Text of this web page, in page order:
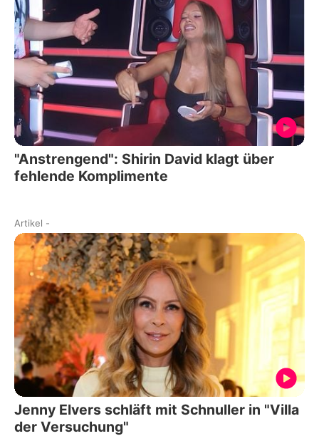
"Anstrengend": Shirin David klagt über
fehlende Komplimente
Artikel -
Jenny Elvers schläft mit Schnuller in "Villa
der Versuchung"